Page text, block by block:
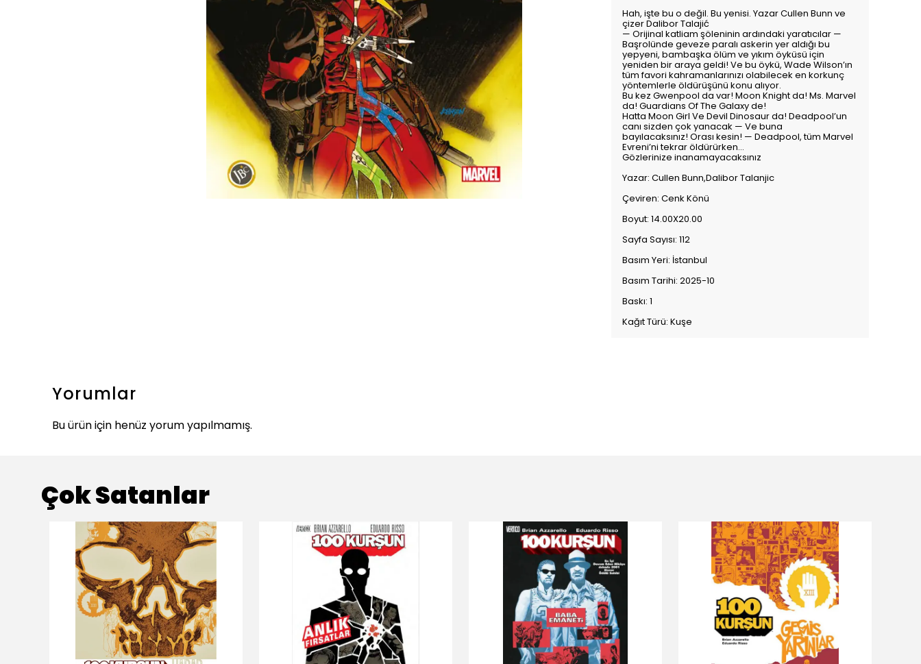
Hah, işte bu o değil. Bu yenisi. Yazar Cullen Bunn ve
çizer Dalibor Talajić
— Orijinal katliam şöleninin ardındaki yaratıcılar —
Başrolünde geveze paralı askerin yer aldığı bu
yepyeni, bambaşka ölüm ve yıkım öyküsü için
yeniden bir araya geldi! Ve bu öykü, Wade Wilson’ın
tüm favori kahramanlarınızı olabilecek en korkunç
yöntemlerle öldürüşünü konu alıyor.
Bu kez Gwenpool da var! Moon Knight da! Ms. Marvel
da! Guardians Of The Galaxy de!
Hatta Moon Girl Ve Devil Dinosaur da! Deadpool’un
canı sizden çok yanacak — Ve buna
bayılacaksınız! Orası kesin! — Deadpool, tüm Marvel
Evreni’ni tekrar öldürürken…
Gözlerinize inanamayacaksınız
Yazar: Cullen Bunn,Dalibor Talanjic
Çeviren: Cenk Könü
Boyut: 14.00X20.00
Sayfa Sayısı: 112
Basım Yeri: İstanbul
Basım Tarihi: 2025-10
Baskı: 1
Kağıt Türü: Kuşe
Yorumlar
Bu ürün için henüz yorum yapılmamış.
Çok Satanlar